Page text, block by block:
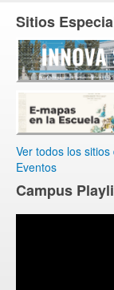
Sitios
Ver todos los sitios
Eventos
Campus